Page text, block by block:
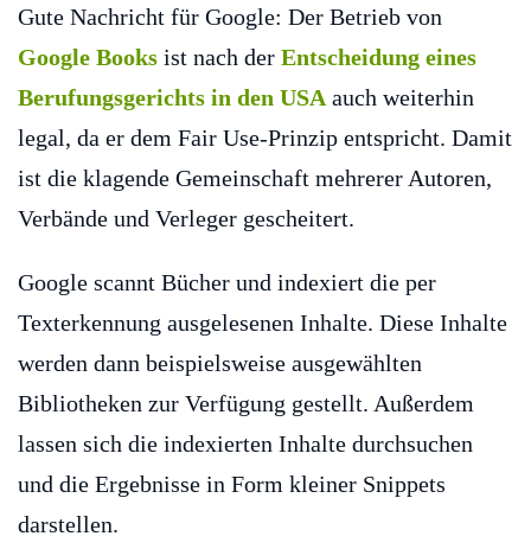
Gute Nachricht für Google: Der Betrieb von
Google Books ist nach der Entscheidung eines
Berufungsgerichts in den USAauch weiterhin
legal, da er dem Fair Use-Prinzip entspricht. Damit
ist die klagende Gemeinschaft mehrerer Autoren,
Verbände und Verleger gescheitert.
Google scannt Bücher und indexiert die per
Texterkennung ausgelesenen Inhalte. Diese Inhalte
werden dann beispielsweise ausgewählten
Bibliotheken zur Verfügung gestellt. Außerdem
lassen sich die indexierten Inhalte durchsuchen
und die Ergebnisse in Form kleiner Snippets
darstellen.